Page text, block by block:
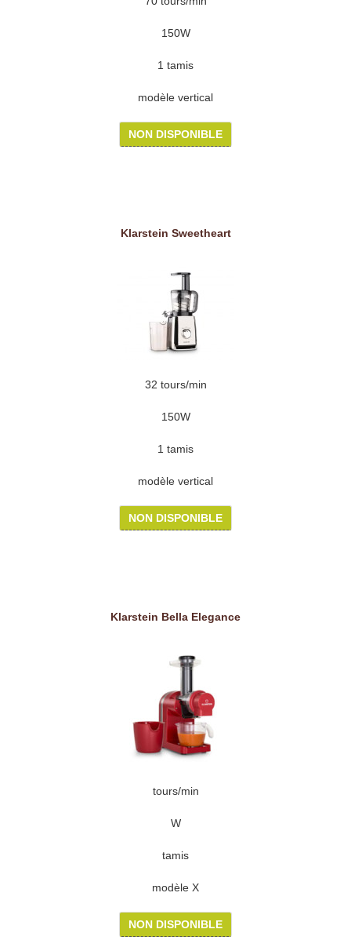
150W
1 tamis
modèle vertical
NON DISPONIBLE
Klarstein Sweetheart
32 tours/min
150W
1 tamis
modèle vertical
NON DISPONIBLE
Klarstein Bella Elegance
tours/min
W
tamis
modèle X
NON DISPONIBLE